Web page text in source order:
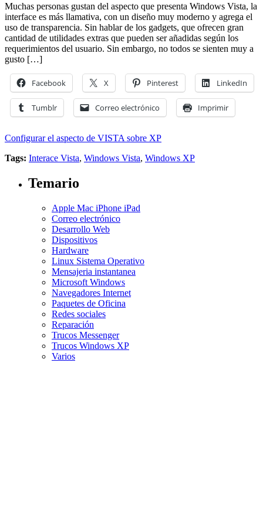
Muchas personas gustan del aspecto que presenta Windows Vista, la
interface es más llamativa, con un diseño muy moderno y agrega el
uso de transparencia. Sin hablar de los gadgets, que ofrecen gran
cantidad de utilidades extras que pueden ser añadidas según los
requerimientos del usuario. Sin embargo, no todos se sienten muy a
gusto […]
Facebook X Pinterest LinkedIn
Tumblr Correo electrónico Imprimir
Configurar el aspecto de VISTA sobre XP
Tags: Interace Vista, Windows Vista, Windows XP
Temario
Apple Mac iPhone iPad
Correo electrónico
Desarrollo Web
Dispositivos
Hardware
Linux Sistema Operativo
Mensajeria instantanea
Microsoft Windows
Navegadores Internet
Paquetes de Oficina
Redes sociales
Reparación
Trucos Messenger
Trucos Windows XP
Varios